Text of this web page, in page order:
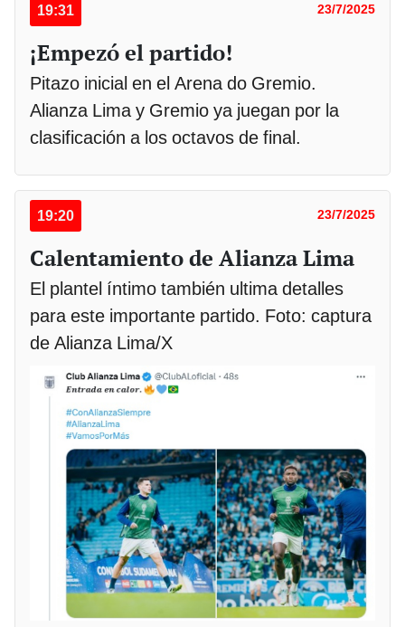
19:31 23/7/2025
¡Empezó el partido!
Pitazo inicial en el Arena do Gremio.
Alianza Lima y Gremio ya juegan por la
clasificación a los octavos de final.
19:20 23/7/2025
Calentamiento de Alianza Lima
El plantel íntimo también ultima detalles
para este importante partido. Foto: captura
de Alianza Lima/X